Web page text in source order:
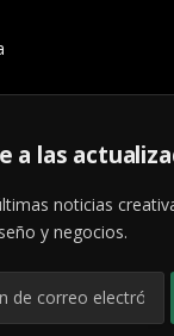
a las
noticias
y negocios.